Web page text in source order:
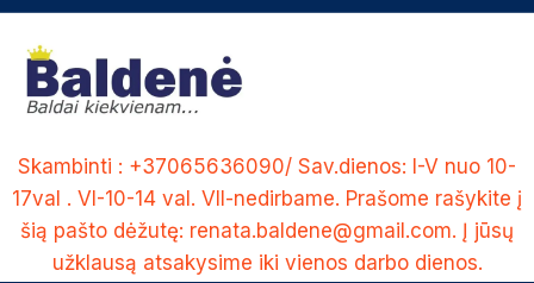
Skip
content
Skambinti : +37065636090/ Sav.dienos: I-V nuo 10-
17val . VI-10-14 val. VII-nedirbame. Prašome rašykite į
šią pašto dėžutę: renata.baldene@gmail.com. Į jūsų
užklausą atsakysime iki vienos darbo dienos.